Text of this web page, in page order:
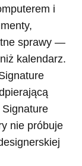
i
sprawy —
kalendarz.
Signature
nie próbuje